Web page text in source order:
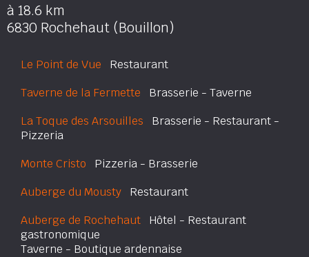
à 18.6 km
6830 Rochehaut (Bouillon)
Le Point de Vue Restaurant
Taverne de la Fermette Brasserie - Taverne
La Toque des Arsouilles Brasserie - Restaurant -
Pizzeria
Monte Cristo Pizzeria - Brasserie
Auberge du Mousty Restaurant
Auberge de Rochehaut Hôtel - Restaurant
gastronomique
Taverne - Boutique ardennaise